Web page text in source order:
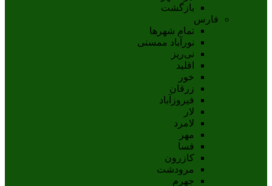
بازگشت
فارس
تمام شهر‌ها
نورآباد ممسنی
نی‌ریز
اقلید
خور
زرقان
فیروزآباد
لار
لامرد
مهر
فسا
کازرون
مرودشت
جهرم